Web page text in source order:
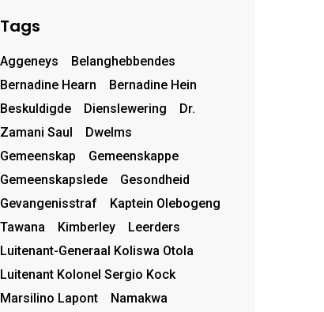
Tags
Aggeneys
Belanghebbendes
Bernadine Hearn
Bernadine Hein
Beskuldigde
Dienslewering
Dr.
Zamani Saul
Dwelms
Gemeenskap
Gemeenskappe
Gemeenskapslede
Gesondheid
Gevangenisstraf
Kaptein Olebogeng
Tawana
Kimberley
Leerders
Luitenant-Generaal Koliswa Otola
Luitenant Kolonel Sergio Kock
Marsilino Lapont
Namakwa